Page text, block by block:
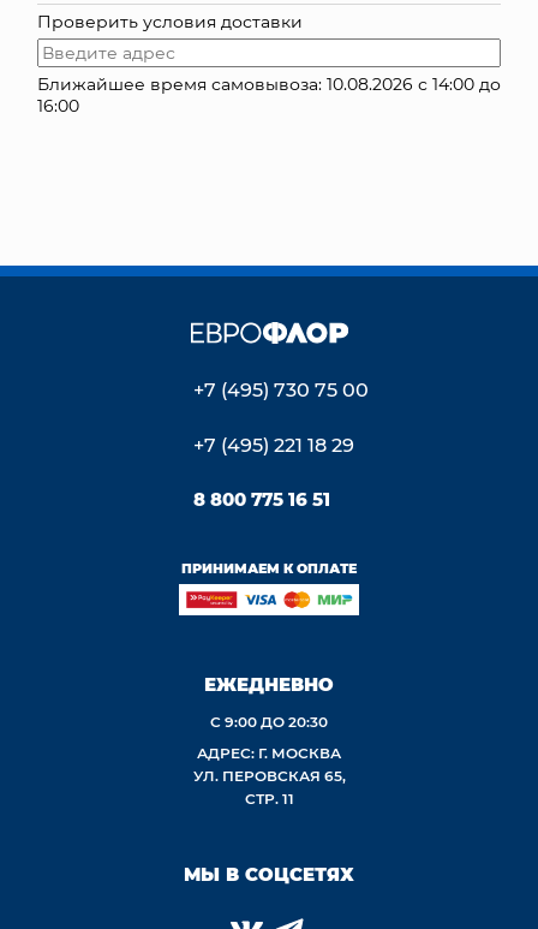
Проверить условия доставки
Ближайшее время самовывоза: 10.08.2026 с 14:00 до
16:00
+7 (495) 730 75 00
+7 (495) 221 18 29
8 800 775 16 51
ПРИНИМАЕМ К ОПЛАТЕ
ЕЖЕДНЕВНО
С 9:00 ДО 20:30
АДРЕС: Г. МОСКВА
УЛ. ПЕРОВСКАЯ 65,
СТР. 11
МЫ В СОЦСЕТЯХ